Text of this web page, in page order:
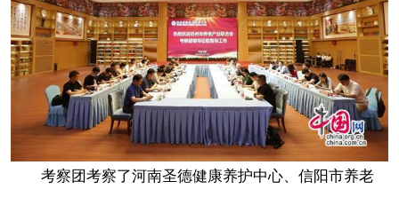
考察团考察了河南圣德健康养护中心、信阳市养老